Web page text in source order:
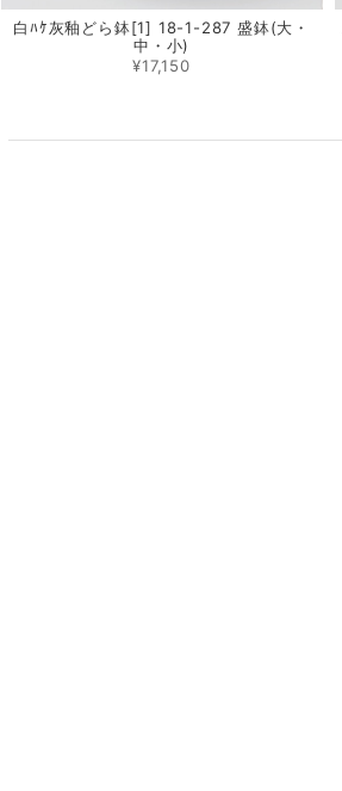
白ﾊｹ灰釉どら鉢[1] 18-1-287 盛鉢(大・
中・小)
¥17,150